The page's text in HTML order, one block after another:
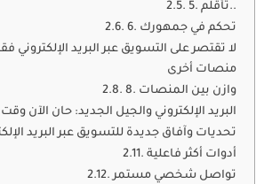
5. تأقلم..
6. تحكم في جمهورك
منصات أخرى
8. وازن بين المنصات
البريد الإلكتروني والجيل الجديد: حان الآن وقت
تحديات وآفاق جديدة للتسويق عبر البريد
أدوات أكثر فاعلية
تواصل شخصي مستمر